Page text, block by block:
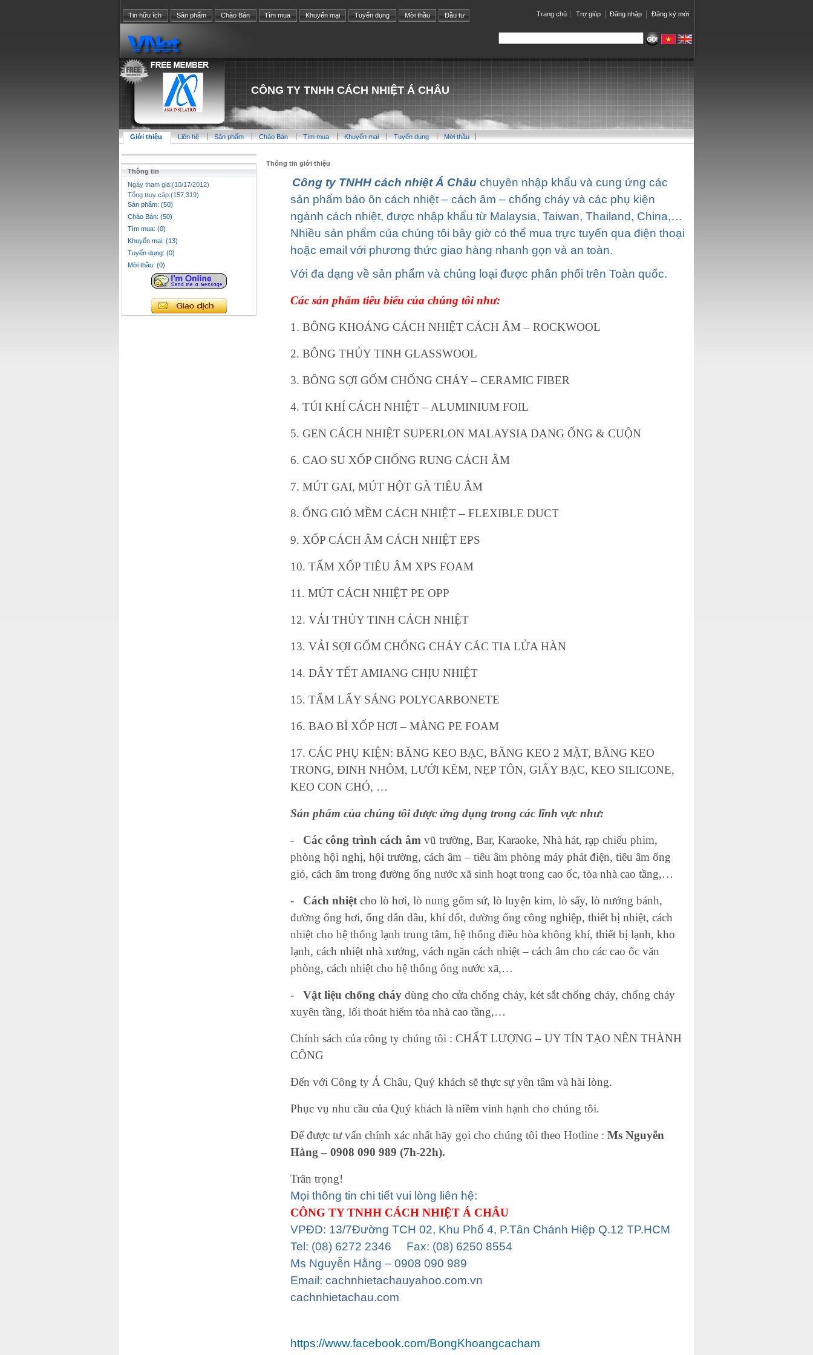
Trang chủ Trợ giúp Đăng nhập Đăng ký mới
Tin hữu ích Sản phẩm Chào Bán Tìm mua Khuyến mại Tuyển dụng Mời thầu Đầu tư
CÔNG TY TNHH CÁCH NHIỆT Á CHÂU
Giới thiệu Liên hệ Sản phẩm Chào Bán Tìm mua Khuyến mại Tuyển dụng Mời thầu
Thông tin
Ngày tham gia:(10/17/2012)
Tổng truy cập:(157,319)
Sản phẩm: (50)
Chào Bán: (50)
Tìm mua: (0)
Khuyến mại: (13)
Tuyển dụng: (0)
Mời thầu: (0)
Thông tin giới thiệu
Công ty TNHH cách nhiệt Á Châu chuyên nhập khẩu và cung ứng các
sản phẩm bảo ôn cách nhiệt – cách âm – chống cháy và các phụ kiện
ngành cách nhiệt, được nhập khẩu từ Malaysia, Taiwan, Thailand, China,…
Nhiều sản phẩm của chúng tôi bây giờ có thể mua trực tuyến qua điện thoại
hoặc email với phương thức giao hàng nhanh gọn và an toàn.
Với đa dạng về sản phẩm và chủng loại được phân phối trên Toàn quốc.
Các sản phẩm tiêu biểu của chúng tôi như:
1. BÔNG KHOÁNG CÁCH NHIỆT CÁCH ÂM – ROCKWOOL
2. BÔNG THỦY TINH GLASSWOOL
3. BÔNG SỢI GỐM CHỐNG CHÁY – CERAMIC FIBER
4. TÚI KHÍ CÁCH NHIỆT – ALUMINIUM FOIL
5. GEN CÁCH NHIỆT SUPERLON MALAYSIA DẠNG ỐNG & CUỘN
6. CAO SU XỐP CHỐNG RUNG CÁCH ÂM
7. MÚT GAI, MÚT HỘT GÀ TIÊU ÂM
8. ỐNG GIÓ MỀM CÁCH NHIỆT – FLEXIBLE DUCT
9. XỐP CÁCH ÂM CÁCH NHIỆT EPS
10. TẤM XỐP TIÊU ÂM XPS FOAM
11. MÚT CÁCH NHIỆT PE OPP
12. VẢI THỦY TINH CÁCH NHIỆT
13. VẢI SỢI GỐM CHỐNG CHÁY CÁC TIA LỬA HÀN
14. DÂY TẾT AMIANG CHỊU NHIỆT
15. TẤM LẤY SÁNG POLYCARBONETE
16. BAO BÌ XỐP HƠI – MÀNG PE FOAM
17. CÁC PHỤ KIỆN: BĂNG KEO BẠC, BĂNG KEO 2 MẶT, BĂNG KEO
TRONG, ĐINH NHÔM, LƯỚI KẼM, NẸP TÔN, GIẤY BẠC, KEO SILICONE,
KEO CON CHÓ, …
Sản phẩm của chúng tôi được ứng dụng trong các lĩnh vực như:
- Các công trình cách âm vũ trường, Bar, Karaoke, Nhà hát, rạp chiếu phim,
phòng hội nghị, hội trường, cách âm – tiêu âm phòng máy phát điện, tiêu âm ống
gió, cách âm trong đường ống nước xã sinh hoạt trong cao ốc, tòa nhà cao tầng,…
- Cách nhiệt cho lò hơi, lò nung gốm sứ, lò luyện kim, lò sấy, lò nướng bánh,
đường ống hơi, ống dẫn dầu, khí đốt, đường ống công nghiệp, thiết bị nhiệt, cách
nhiệt cho hệ thống lạnh trung tâm, hệ thống điều hòa không khí, thiết bị lạnh, kho
lạnh, cách nhiệt nhà xưởng, vách ngăn cách nhiệt – cách âm cho các cao ốc văn
phòng, cách nhiệt cho hệ thống ống nước xã,…
- Vật liệu chống cháy dùng cho cửa chống cháy, két sắt chống cháy, chống cháy
xuyên tầng, lối thoát hiểm tòa nhà cao tầng,…
Chính sách của công ty chúng tôi : CHẤT LƯỢNG – UY TÍN TẠO NÊN THÀNH
CÔNG
Đến với Công ty Á Châu, Quý khách sẽ thực sự yên tâm và hài lòng.
Phục vụ nhu cầu của Quý khách là niềm vinh hạnh cho chúng tôi.
Để được tư vấn chính xác nhất hãy gọi cho chúng tôi theo Hotline : Ms Nguyễn
Hằng – 0908 090 989 (7h-22h).
Trân trọng!
Mọi thông tin chi tiết vui lòng liên hệ:
CÔNG TY TNHH CÁCH NHIỆT Á CHÂU
VPĐD: 13/7Đường TCH 02, Khu Phố 4, P.Tân Chánh Hiệp Q.12 TP.HCM
Tel: (08) 6272 2346 Fax: (08) 6250 8554
Ms Nguyễn Hằng – 0908 090 989
Email: cachnhietachauyahoo.com.vn
cachnhietachau.com
https://www.facebook.com/BongKhoangcacham